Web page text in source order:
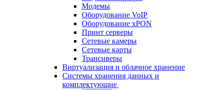
Модемы
Оборудование VoIP
Оборудование xPON
Принт серверы
Сетевые камеры
Сетевые карты
Трансиверы
Виртуализация и облачное хранение
Системы хранения данных и
комплектующие